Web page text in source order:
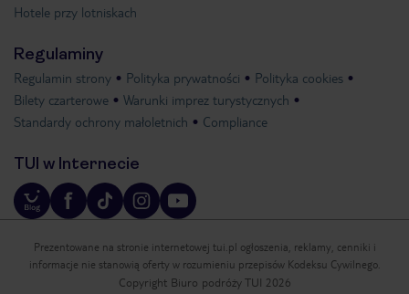
Hotele przy lotniskach
Regulaminy
Regulamin strony Polityka prywatności
Polityka cookies
Bilety czarterowe
Warunki imprez turystycznych
Standardy ochrony małoletnich
Compliance
TUI w Internecie
Prezentowane na stronie internetowej tui.pl ogłoszenia, reklamy, cenniki i
informacje nie stanowią oferty w rozumieniu przepisów Kodeksu Cywilnego.
Copyright Biuro podróży TUI 2026